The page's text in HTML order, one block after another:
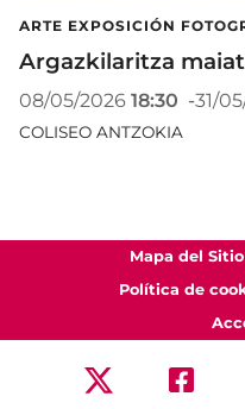
ARTE EXPOSICIÓN
Argazkilaritza
08/05/2026 18:30 -31/
COLISEO ANTZOKIA
Mapa del Sitio
Política de